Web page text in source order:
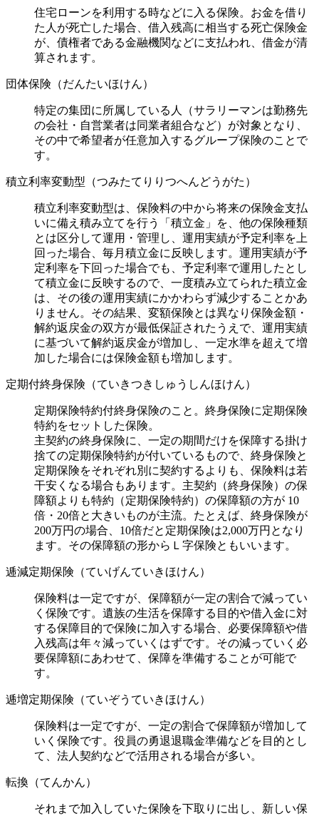
住宅ローンを利用する時などに入る保険。お金を借り
た人が死亡した場合、借入残高に相当する死亡保険金
が、債権者である金融機関などに支払われ、借金が清
算されます。
団体保険（だんたいほけん）
特定の集団に所属している人（サラリーマンは勤務先
の会社・自営業者は同業者組合など）が対象となり、
その中で希望者が任意加入するグループ保険のことで
す。
積立利率変動型（つみたてりりつへんどうがた）
積立利率変動型は、保険料の中から将来の保険金支払
いに備え積み立てを行う「積立金」を、他の保険種類
とは区分して運用・管理し、運用実績が予定利率を上
回った場合、毎月積立金に反映します。運用実績が予
定利率を下回った場合でも、予定利率で運用したとし
て積立金に反映するので、一度積み立てられた積立金
は、その後の運用実績にかかわらず減少することかあ
りません。その結果、変額保険とは異なり保険金額・
解約返戻金の双方が最低保証されたうえで、運用実績
に基づいて解約返戻金が増加し、一定水準を超えて増
加した場合には保険金額も増加します。
定期付終身保険（ていきつきしゅうしんほけん）
定期保険特約付終身保険のこと。終身保険に定期保険
特約をセットした保険。
主契約の終身保険に、一定の期間だけを保障する掛け
捨ての定期保険特約が付いているもので、終身保険と
定期保険をそれぞれ別に契約するよりも、保険料は若
干安くなる場合もあります。主契約（終身保険）の保
障額よりも特約（定期保険特約）の保障額の方が 10
倍・20倍と大きいものが主流。たとえば、終身保険が
200万円の場合、10倍だと定期保険は2,000万円となり
ます。その保障額の形からＬ字保険ともいいます。
逓減定期保険（ていげんていきほけん）
保険料は一定ですが、保障額が一定の割合で減ってい
く保険です。遺族の生活を保障する目的や借入金に対
する保障目的で保険に加入する場合、必要保障額や借
入残高は年々減っていくはずです。その減っていく必
要保障額にあわせて、保障を準備することが可能で
す。
逓増定期保険（ていぞうていきほけん）
保険料は一定ですが、一定の割合で保障額が増加して
いく保険です。役員の勇退退職金準備などを目的とし
て、法人契約などで活用される場合が多い。
転換（てんかん）
それまで加入していた保険を下取りに出し、新しい保